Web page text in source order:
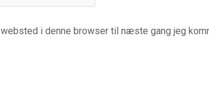
websted i denne browser til næste gang jeg